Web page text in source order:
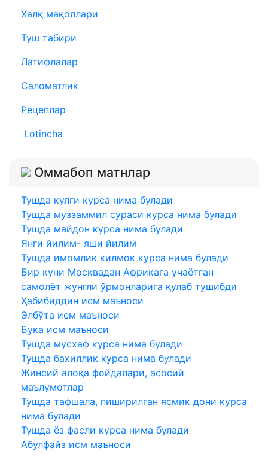
Халқ мақоллари
Туш табири
Латифлалар
Саломатлик
Рецеплар
Lotincha
Оммабоп матнлар
Тушда кулги курса нима булади
Тушда муззаммил сураси курса нима булади
Тушда майдон курса нима булади
Янги йилим- яши йилим
Тушда имомлик килмок курса нима булади
Бир куни Москвадан Африкага учаётган
самолёт жунгли ўрмонларига қулаб тушибди
Ҳабибиддин исм маъноси
Элбўта исм маъноси
Бука исм маъноси
Тушда мусхаф курса нима булади
Тушда бахиллик курса нима булади
Жинсий алоқа фойдалари, асосий
маълумотлар
Тушда тафшала, пиширилган ясмик дони курса
нима булади
Тушда ёз фасли курса нима булади
Абулфайз исм маъноси